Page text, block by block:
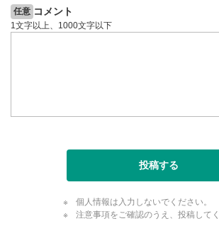
任意 コメント
1文字以上、1000文字以下
投稿する
個人情報は入力しないでください。
注意事項をご確認のうえ、投稿してく